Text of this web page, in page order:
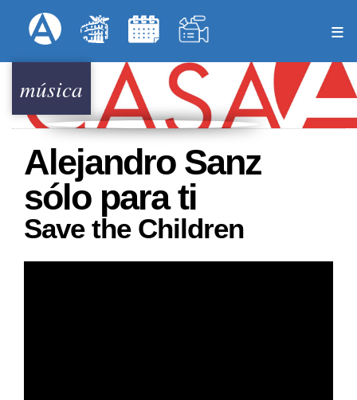
al
principal
Menú Superior
música
Alejandro Sanz
sólo para ti
Save the Children